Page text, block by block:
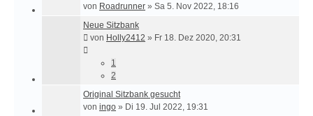
von Roadrunner » Sa 5. Nov 2022, 18:16
Neue Sitzbank
von Holly2412 » Fr 18. Dez 2020, 20:31
1
2
Original Sitzbank gesucht
von ingo » Di 19. Jul 2022, 19:31